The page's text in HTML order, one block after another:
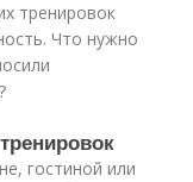
тренировок
Что нужно
гостиной или